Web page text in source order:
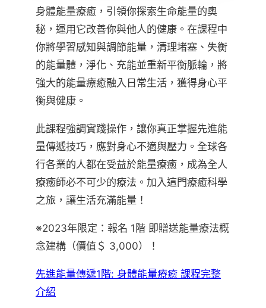
身體能量療癒，引領你探索生命能量的奧
秘，運用它改善你與他人的健康。在課程中
你將學習感知與調節能量，清理堵塞、失衡
的能量體，淨化、充能並重新平衡脈輪，將
強大的能量療癒融入日常生活，獲得身心平
衡與健康。
此課程強調實踐操作，讓你真正掌握先進能
量傳遞技巧，應對身心不適與壓力。全球各
行各業的人都在受益於能量療癒，成為全人
療癒師必不可少的療法。加入這門療癒科學
之旅，讓生活充滿能量！
※2023年限定：報名 1階 即贈送能量療法概
念建構（價值＄ 3,000）！
先進能量傳遞1階: 身體能量療癒 課程完整
介紹